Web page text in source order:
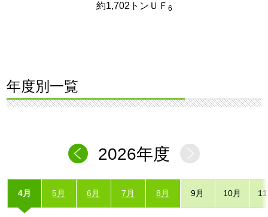
約1,702トンＵＦ 6
年度別一覧
2026年度
4月 5月 6月 7月 8月 9月 10月